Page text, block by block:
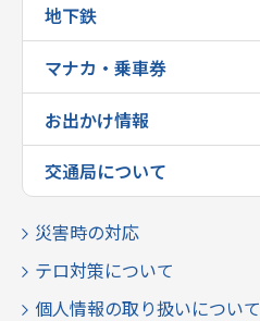
地下鉄
マナカ・乗車券
お出かけ情報
交通局について
災害時の対応
テロ対策について
個人情報の取り扱いについて